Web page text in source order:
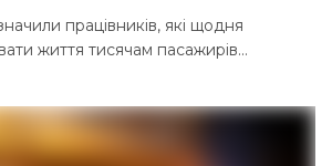
працівників, які щодня
життя тисячам пасажирів...